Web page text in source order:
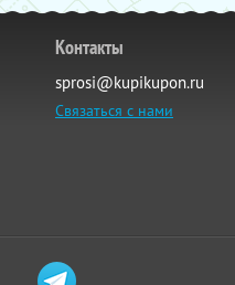
Контакты
sprosi@kupikupon.ru
Связаться с нами